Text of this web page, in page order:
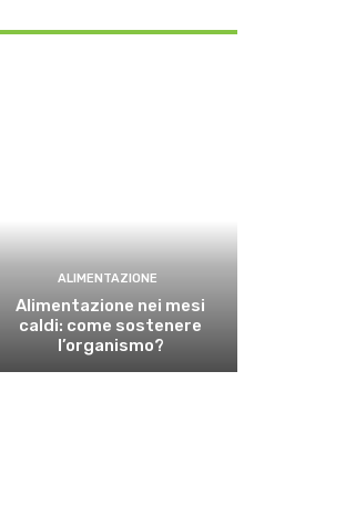
ALIMENTAZIONE
Alimentazione nei mesi
caldi: come sostenere
l’organismo?